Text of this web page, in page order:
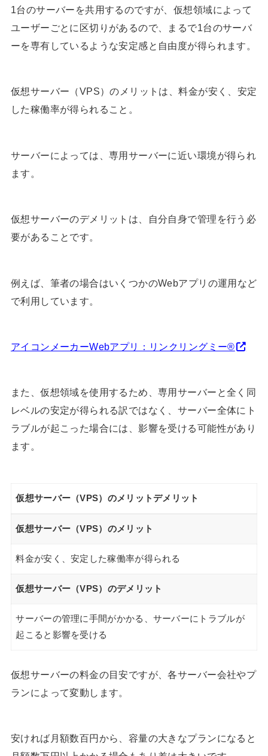
1台のサーバーを共用するのですが、仮想領域によって
ユーザーごとに区切りがあるので、まるで1台のサーバ
ーを専有しているような安定感と自由度が得られます。
仮想サーバー（VPS）のメリットは、料金が安く、安定
した稼働率が得られること。
サーバーによっては、専用サーバーに近い環境が得られ
ます。
仮想サーバーのデメリットは、自分自身で管理を行う必
要があることです。
例えば、筆者の場合はいくつかのWebアプリの運用など
で利用しています。
アイコンメーカーWebアプリ：リンクリングミー®
また、仮想領域を使用するため、専用サーバーと全く同
レベルの安定が得られる訳ではなく、サーバー全体にト
ラブルが起こった場合には、影響を受ける可能性があり
ます。
仮想サーバー（VPS）のメリットデメリット
仮想サーバー（VPS）のメリット
料金が安く、安定した稼働率が得られる
仮想サーバー（VPS）のデメリット
サーバーの管理に手間がかかる、サーバーにトラブルが
起こると影響を受ける
仮想サーバーの料金の目安ですが、各サーバー会社やプ
ランによって変動します。
安ければ月額数百円から、容量の大きなプランになると